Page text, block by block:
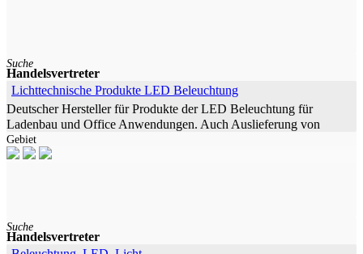
Suche
Handelsvertreter
Lichttechnische Produkte LED Beleuchtung
Deutscher Hersteller für Produkte der LED Beleuchtung für
Ladenbau und Office Anwendungen. Auch Auslieferung von
Produkten mit Eigennahmen.
Gebiet
Suche
Handelsvertreter